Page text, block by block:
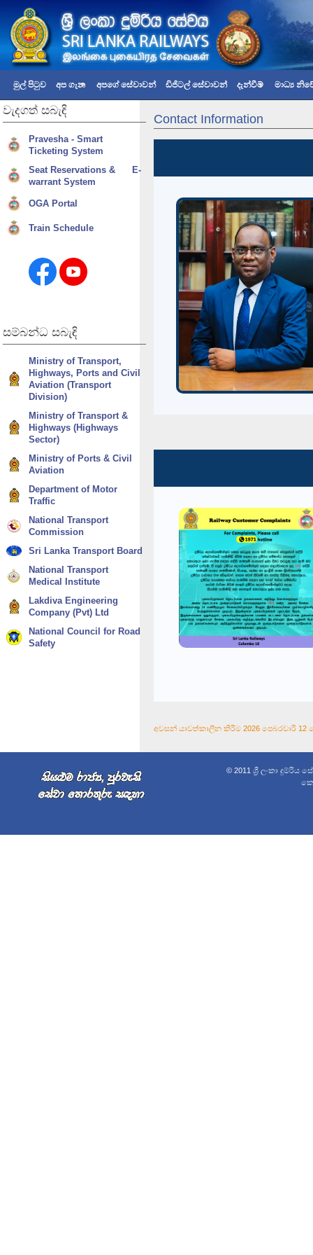
මුල් පිටුව අප ගැන අපගේ සේවාවන් ඩිජිටල් සේවාවන් දැන්වීම් මාධ්‍ය
Contact Information
අවසන් යාවත්කාලීන කිරීම 2026 පෙබරවාරි 12
වැදගත් සබැඳි
Pravesha - Smart
Ticketing System
Seat Reservations & E-
warrant System
OGA Portal
Train Schedule
සම්බන්ධ සබැඳි
Ministry of Transport,
Highways, Ports and Civil
Aviation (Transport
Division)
Ministry of Transport &
Highways (Highways
Sector)
Ministry of Ports & Civil
Aviation
Department of Motor
Traffic
National Transport
Commission
Sri Lanka Transport Board
National Transport
Medical Institute
Lakdiva Engineering
Company (Pvt) Ltd
National Council for Road
Safety
© 2011 ශ්‍රී ලංකා දුම්රිය